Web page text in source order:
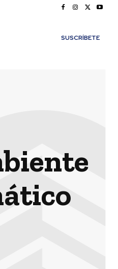
SUSCRÍBETE